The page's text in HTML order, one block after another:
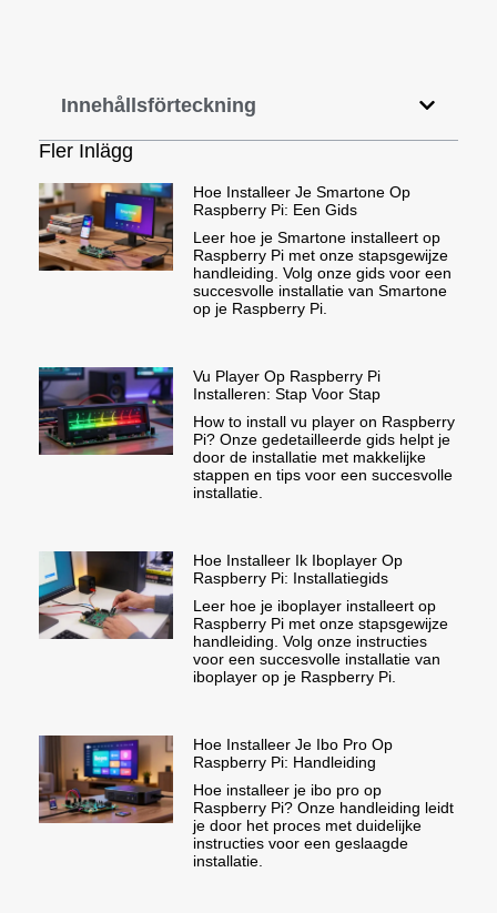
Innehållsförteckning
Fler Inlägg
Hoe Installeer Je Smartone Op
Raspberry Pi: Een Gids
Leer hoe je Smartone installeert op
Raspberry Pi met onze stapsgewijze
handleiding. Volg onze gids voor een
succesvolle installatie van Smartone
op je Raspberry Pi.
Vu Player Op Raspberry Pi
Installeren: Stap Voor Stap
How to install vu player on Raspberry
Pi? Onze gedetailleerde gids helpt je
door de installatie met makkelijke
stappen en tips voor een succesvolle
installatie.
Hoe Installeer Ik Iboplayer Op
Raspberry Pi: Installatiegids
Leer hoe je iboplayer installeert op
Raspberry Pi met onze stapsgewijze
handleiding. Volg onze instructies
voor een succesvolle installatie van
iboplayer op je Raspberry Pi.
Hoe Installeer Je Ibo Pro Op
Raspberry Pi: Handleiding
Hoe installeer je ibo pro op
Raspberry Pi? Onze handleiding leidt
je door het proces met duidelijke
instructies voor een geslaagde
installatie.